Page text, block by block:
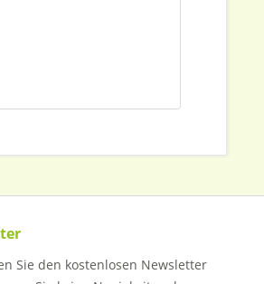
Sie den kostenlosen Newsletter